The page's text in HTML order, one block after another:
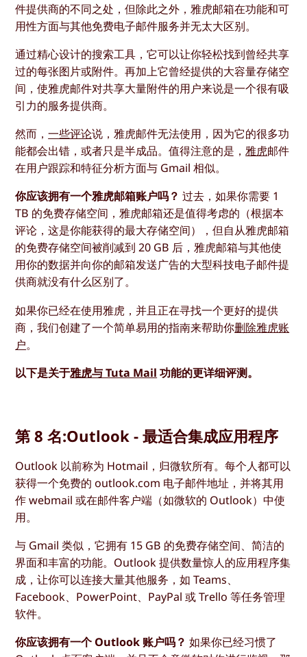
件提供商的不同之处，但除此之外，雅虎邮箱在功能和可
用性方面与其他免费电子邮件服务并无太大区别。
通过精心设计的搜索工具，它可以让你轻松找到曾经共享
过的每张图片或附件。再加上它曾经提供的大容量存储空
间，使雅虎邮件对共享大量附件的用户来说是一个很有吸
引力的服务提供商。
然而，一些评论说，雅虎邮件无法使用，因为它的很多功
能都会出错，或者只是半成品。值得注意的是，雅虎邮件
在用户跟踪和特征分析方面与 Gmail 相似。
你应该拥有一个雅虎邮箱账户吗？ 过去，如果你需要 1
TB 的免费存储空间，雅虎邮箱还是值得考虑的（根据本
评论，这是你能获得的最大存储空间），但自从雅虎邮箱
的免费存储空间被削减到 20 GB 后，雅虎邮箱与其他使
用你的数据并向你的邮箱发送广告的大型科技电子邮件提
供商就没有什么区别了。
如果你已经在使用雅虎，并且正在寻找一个更好的提供
商，我们创建了一个简单易用的指南来帮助你删除雅虎账
户。
以下是关于雅虎与 Tuta Mail 功能的更详细评测。
第 8 名:Outlook - 最适合集成应用程序
Outlook 以前称为 Hotmail，归微软所有。每个人都可以
获得一个免费的 outlook.com 电子邮件地址，并将其用
作 webmail 或在邮件客户端（如微软的 Outlook）中使
用。
与 Gmail 类似，它拥有 15 GB 的免费存储空间、简洁的
界面和丰富的功能。Outlook 提供数量惊人的应用程序集
成，让你可以连接大量其他服务，如 Teams、
Facebook、PowerPoint、PayPal 或 Trello 等任务管理
软件。
你应该拥有一个 Outlook 账户吗？ 如果你已经习惯了